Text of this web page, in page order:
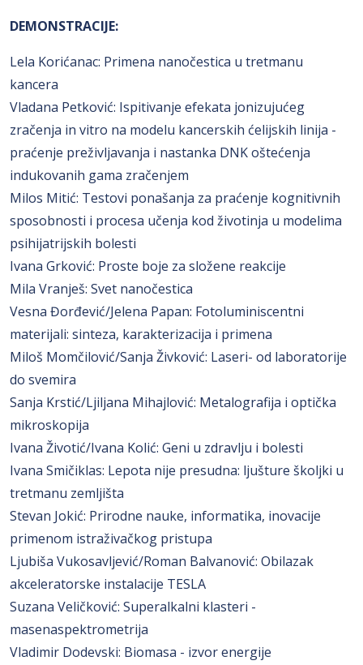
DEMONSTRACIJE:
Lela Korićanac: Primena nanočestica u tretmanu
kancera
Vladana Petković: Ispitivanje efekata jonizujućeg
zračenja in vitro na modelu kancerskih ćelijskih linija -
praćenje preživljavanja i nastanka DNK oštećenja
indukovanih gama zračenjem
Milos Mitić: Testovi ponašanja za praćenje kognitivnih
sposobnosti i procesa učenja kod životinja u modelima
psihijatrijskih bolesti
Ivana Grković: Proste boje za složene reakcije
Mila Vranješ: Svet nanočestica
Vesna Đorđević/Jelena Papan: Fotoluminiscentni
materijali: sinteza, karakterizacija i primena
Miloš Momčilović/Sanja Živković: Laseri- od laboratorije
do svemira
Sanja Krstić/Ljiljana Mihajlović: Metalografija i optička
mikroskopija
Ivana Životić/Ivana Kolić: Geni u zdravlju i bolesti
Ivana Smičiklas: Lepota nije presudna: ljušture školjki u
tretmanu zemljišta
Stevan Jokić: Prirodne nauke, informatika, inovacije
primenom istraživačkog pristupa
Ljubiša Vukosavljević/Roman Balvanović: Obilazak
akceleratorske instalacije TESLA
Suzana Veličković: Superalkalni klasteri -
masenaspektrometrija
Vladimir Dodevski: Biomasa - izvor energije